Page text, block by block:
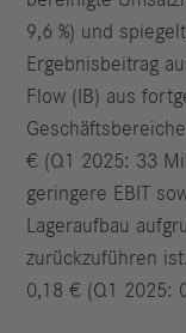
9,6 %) und
Ergebnisbeitrag
Flow (IB) aus
€ (Q1 2025: 33
geringere EBIT
Lageraufbau
zurückzuführen
0,18 € (Q1 2025: